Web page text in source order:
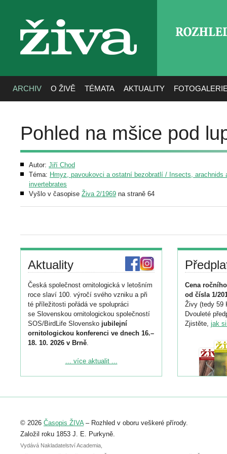
živa
ARCHIV O ŽIVĚ TÉMATA AKTUALITY
Pohled na mšice pod
Autor: Jiří Chod
Téma: Hmyz, pavoukovci a ostatní bezobratlí / Insects, arachnids
invertebrates
Vyšlo v časopise Živa 2/1969 na straně 64
Aktuality
Česká společnost ornitologická v letošním
roce slaví 100. výročí svého vzniku a při
té příležitosti pořádá ve spolupráci
se Slovenskou ornitologickou společností
SOS/BirdLife Slovensko jubilejní
ornitologickou konferenci ve dnech 16.–
18. 10. 2026 v Brně.
Podrobnější informace ke konferenci
Registrovat se můžete do 6. září.
abstraktu přihlášené přednášky nebo
posteru je už 30. června.
... více aktualit ...
Cena
od čísla 1/
Živy (tedy 59
Dvouleté
Zjistěte, jak
© 2026 Časopis ŽIVA– Rozhled v oboru veškeré přírody.
Založil roku 1853 J. E. Purkyně.
Vydává Nakladatelství Academia,